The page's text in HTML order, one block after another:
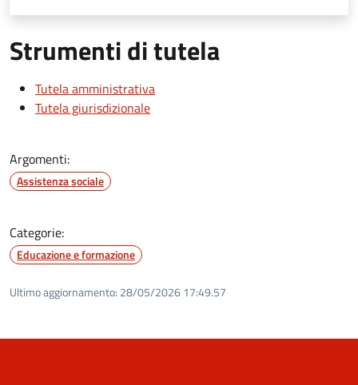
Strumenti di tutela
Tutela amministrativa
Tutela giurisdizionale
Argomenti:
Assistenza sociale
Categorie:
Educazione e formazione
Ultimo aggiornamento: 28/05/2026 17:49.57